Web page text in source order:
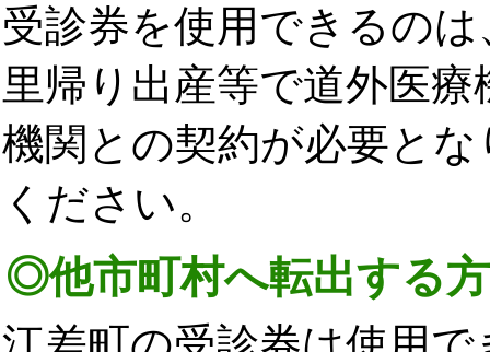
受診券を使用できるの
里帰り出産等で道外医
機関との契約が必要と
ください。
◎他市町村へ転出する方